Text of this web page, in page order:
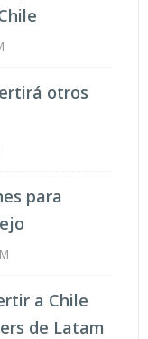
otros
para
a Chile
de Latam